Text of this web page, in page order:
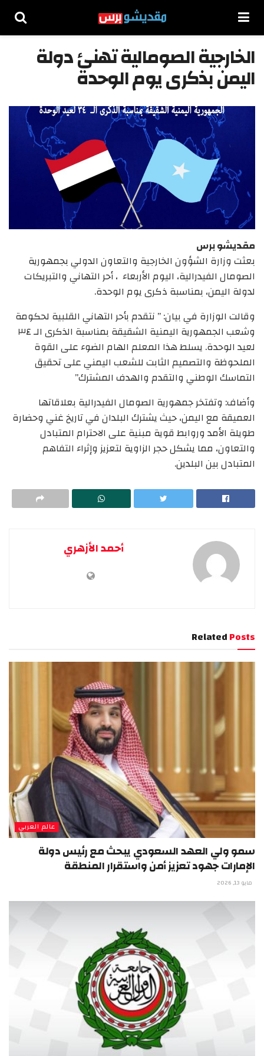
الخارجية الصومالية تهنئ دولة
اليمن بذكرى يوم الوحدة
مقديشو برس
بعثت وزارة الشؤون الخارجية والتعاون الدولي بجمهورية
الصومال الفيدرالية، اليوم الأربعاء ، أحر التهاني والتبريكات
لدولة اليمن، بمناسبة ذكرى يوم الوحدة.
وقالت الوزارة في بيان: ” نتقدم بأحر التهاني القلبية لحكومة
وشعب الجمهورية اليمنية الشقيقة بمناسبة الذكرى الـ ٣٤
لعيد الوحدة. يسلط هذا المعلم الهام الضوء على القوة
الملحوظة والتصميم الثابت للشعب اليمني على تحقيق
التماسك الوطني والتقدم والهدف المشترك”
وأضاف: وتفتخر جمهورية الصومال الفيدرالية بعلاقاتها
العميقة مع اليمن، حيث يشترك البلدان في تاريخ غني وحضارة
طويلة الأمد وروابط قوية مبنية على الاحترام المتبادل
والتعاون، مما يشكل حجر الزاوية لتعزيز وإثراء التفاهم
المتبادل بين البلدين.
أحمد الأزهري
RelatedPosts
عالم العربي
سمو ولي العهد السعودي يبحث مع رئيس دولة
الإمارات جهود تعزيز أمن واستقرار المنطقة
مايو 13, 2026